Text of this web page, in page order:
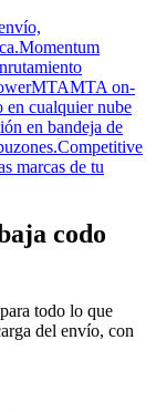
Momentum
MTA on-
en cualquier nube
en bandeja de
Competitive
marcas de tu
codo
todo lo que
del envío, con